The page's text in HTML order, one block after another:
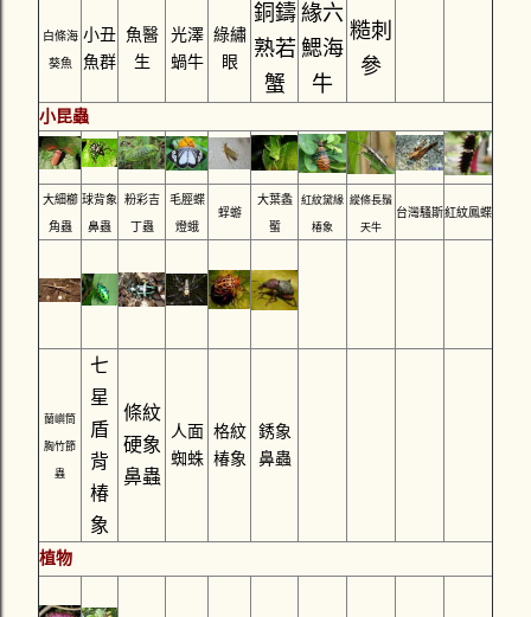
白條海
葵魚
小丑
魚群
魚醫
生
光澤
蝸牛
綠繡
眼
銅鑄
熟若
蟹
緣六
鰓海
牛
糙刺
參
小昆蟲
大細櫛
角蟲
球背象
鼻蟲
粉彩吉
丁蟲
毛脛蝶
燈蛾
蜉蝣
大葉螽
蟴
紅紋黛緣
椿象
縱條長鬚
天牛
台灣騷斯紅紋鳳蝶
蘭嶼筒
胸竹節
蟲
七
星
盾
背
椿
象
條紋
硬象
鼻蟲
人面
蜘蛛
格紋
椿象
銹象
鼻蟲
植物